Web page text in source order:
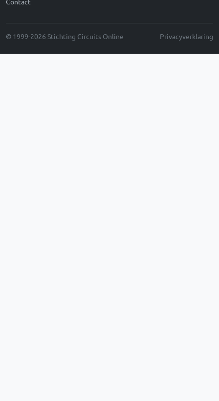
© 1999-2026 Stichting Circuits Online Privacyverklaring